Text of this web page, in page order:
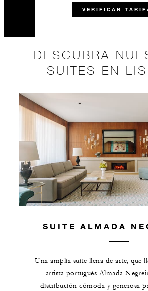
VERIFICAR
DESCUBRA
SUITES EN
SUITE ALMADA
Una amplia suite llena de arte, que
artista portugués Almada
distribución cómoda y generosa